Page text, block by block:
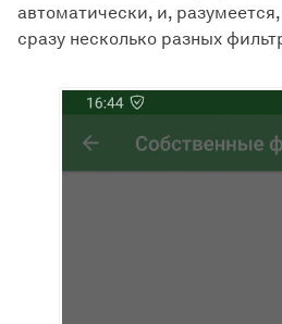
автоматически, и,
сразу несколько разных